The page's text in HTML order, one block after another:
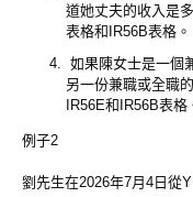
道她丈夫的收入是
表格和IR56B表格。
如果陳女士是一個
另一份兼職或全職
IR56E和IR56B表格
例子2
劉先生在2026年7月4日從